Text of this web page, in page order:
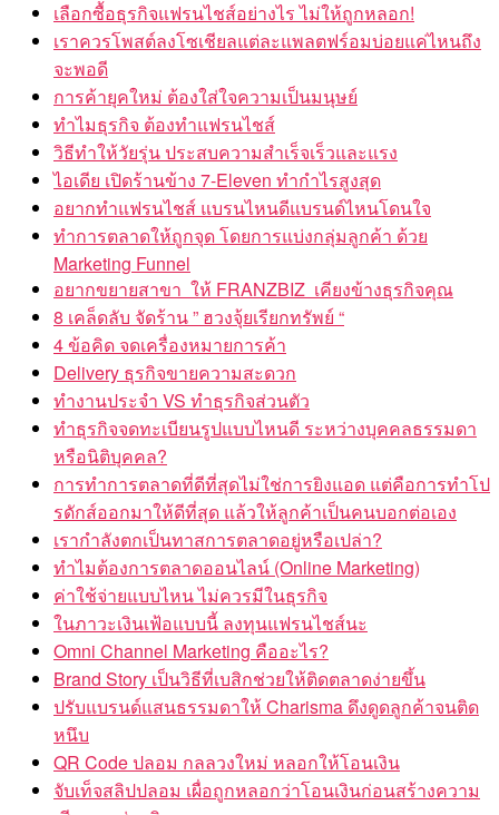
เลือกซื้อธุรกิจแฟรนไชส์อย่างไร ไม่ให้ถูกหลอก!
เราควรโพสต์ลงโซเชียลแต่ละแพลตฟร์อมบ่อยแค่ไหนถึง
จะพอดี
การค้ายุคใหม่ ต้องใส่ใจความเป็นมนุษย์
ทำไมธุรกิจ ต้องทำแฟรนไชส์
วิธีทำให้วัยรุ่น ประสบความสำเร็จเร็วและแรง
ไอเดีย เปิดร้านข้าง 7-Eleven ทำกำไรสูงสุด
อยากทำแฟรนไชส์ แบรนไหนดีแบรนด์ไหนโดนใจ
ทำการตลาดให้ถูกจุด โดยการแบ่งกลุ่มลูกค้า ด้วย
Marketing Funnel
อยากขยายสาขา ให้ FRANZBIZ เคียงข้างธุรกิจคุณ
8 เคล็ดลับ จัดร้าน ” ฮวงจุ้ยเรียกทรัพย์ “
4 ข้อคิด จดเครื่องหมายการค้า
Delivery ธุรกิจขายความสะดวก
ทำงานประจำ VS ทำธุรกิจส่วนตัว
ทำธุรกิจจดทะเบียนรูปแบบไหนดี ระหว่างบุคคลธรรมดา
หรือนิติบุคคล?
การทำการตลาดที่ดีที่สุดไม่ใช่การยิงแอด แต่คือการทำโป
รดักส์ออกมาให้ดีที่สุด แล้วให้ลูกค้าเป็นคนบอกต่อเอง
เรากำลังตกเป็นทาสการตลาดอยู่หรือเปล่า?
ทำไมต้องการตลาดออนไลน์ (Online Marketing)
ค่าใช้จ่ายแบบไหน ไม่ควรมีในธุรกิจ
ในภาวะเงินเฟ้อแบบนี้ ลงทุนแฟรนไชส์นะ
Omni Channel Marketing คืออะไร?
Brand Story เป็นวิธีที่เบสิกช่วยให้ติดตลาดง่ายขึ้น
ปรับแบรนด์แสนธรรมดาให้ Charisma ดึงดูดลูกค้าจนติด
หนึบ
QR Code ปลอม กลลวงใหม่ หลอกให้โอนเงิน
จับเท็จสลิปปลอม เผื่อถูกหลอกว่าโอนเงินก่อนสร้างความ